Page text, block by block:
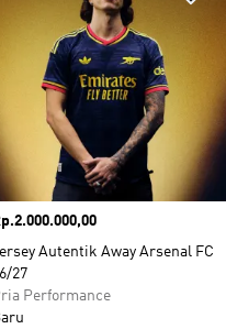
Autentik Away Arsenal FC
27
Performance